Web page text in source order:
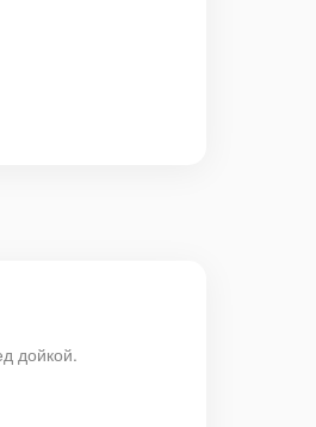
дойкой.